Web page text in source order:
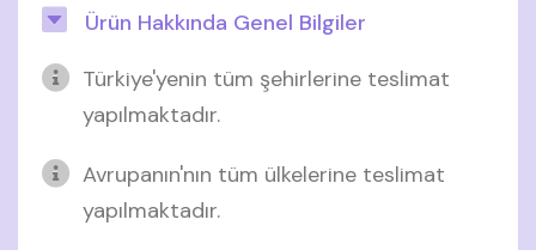
Ürün Hakkında Genel Bilgiler
Türkiye'yenin tüm şehirlerine teslimat
yapılmaktadır.
Avrupanın'nın tüm ülkelerine teslimat
yapılmaktadır.